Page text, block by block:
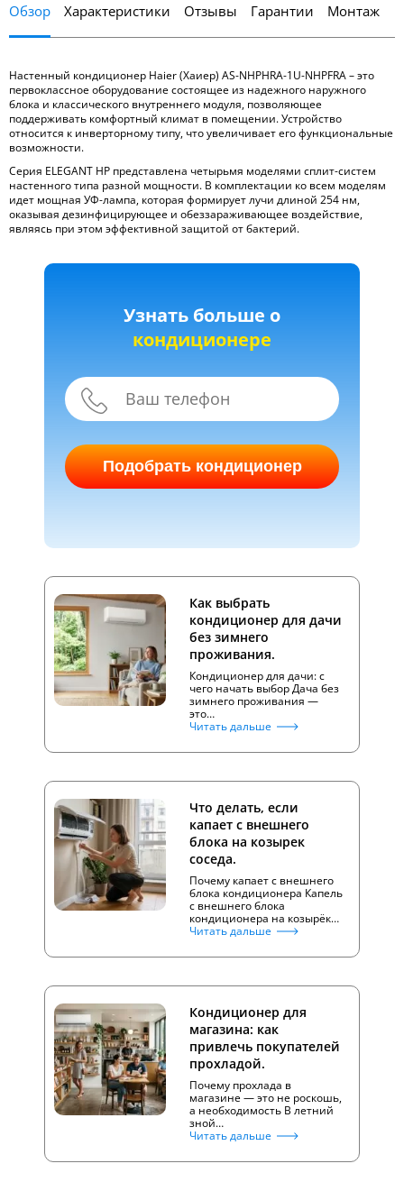
Обзор Характеристики Отзывы Гарантии Монтаж
Настенный кондиционер Haier (Хаиер) AS-NHPHRA-1U-NHPFRA – это
первоклассное оборудование состоящее из надежного наружного
блока и классического внутреннего модуля, позволяющее
поддерживать комфортный климат в помещении. Устройство
относится к инверторному типу, что увеличивает его функциональные
возможности.
Серия ELEGANT HP представлена четырьмя моделями сплит-систем
настенного типа разной мощности. В комплектации ко всем моделям
идет мощная УФ-лампа, которая формирует лучи длиной 254 нм,
оказывая дезинфицирующее и обеззараживающее воздействие,
являясь при этом эффективной защитой от бактерий.
Узнать больше о
кондиционере
Подобрать кондиционер
Как выбрать
кондиционер для дачи
без зимнего
проживания.
Кондиционер для дачи: с
чего начать выбор Дача без
зимнего проживания —
это…
Читать дальше
Что делать, если
капает с внешнего
блока на козырек
соседа.
Почему капает с внешнего
блока кондиционера Капель
с внешнего блока
кондиционера на козырёк…
Читать дальше
Кондиционер для
магазина: как
привлечь покупателей
прохладой.
Почему прохлада в
магазине — это не роскошь,
а необходимость В летний
зной…
Читать дальше